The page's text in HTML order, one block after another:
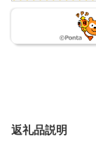
返礼品説明